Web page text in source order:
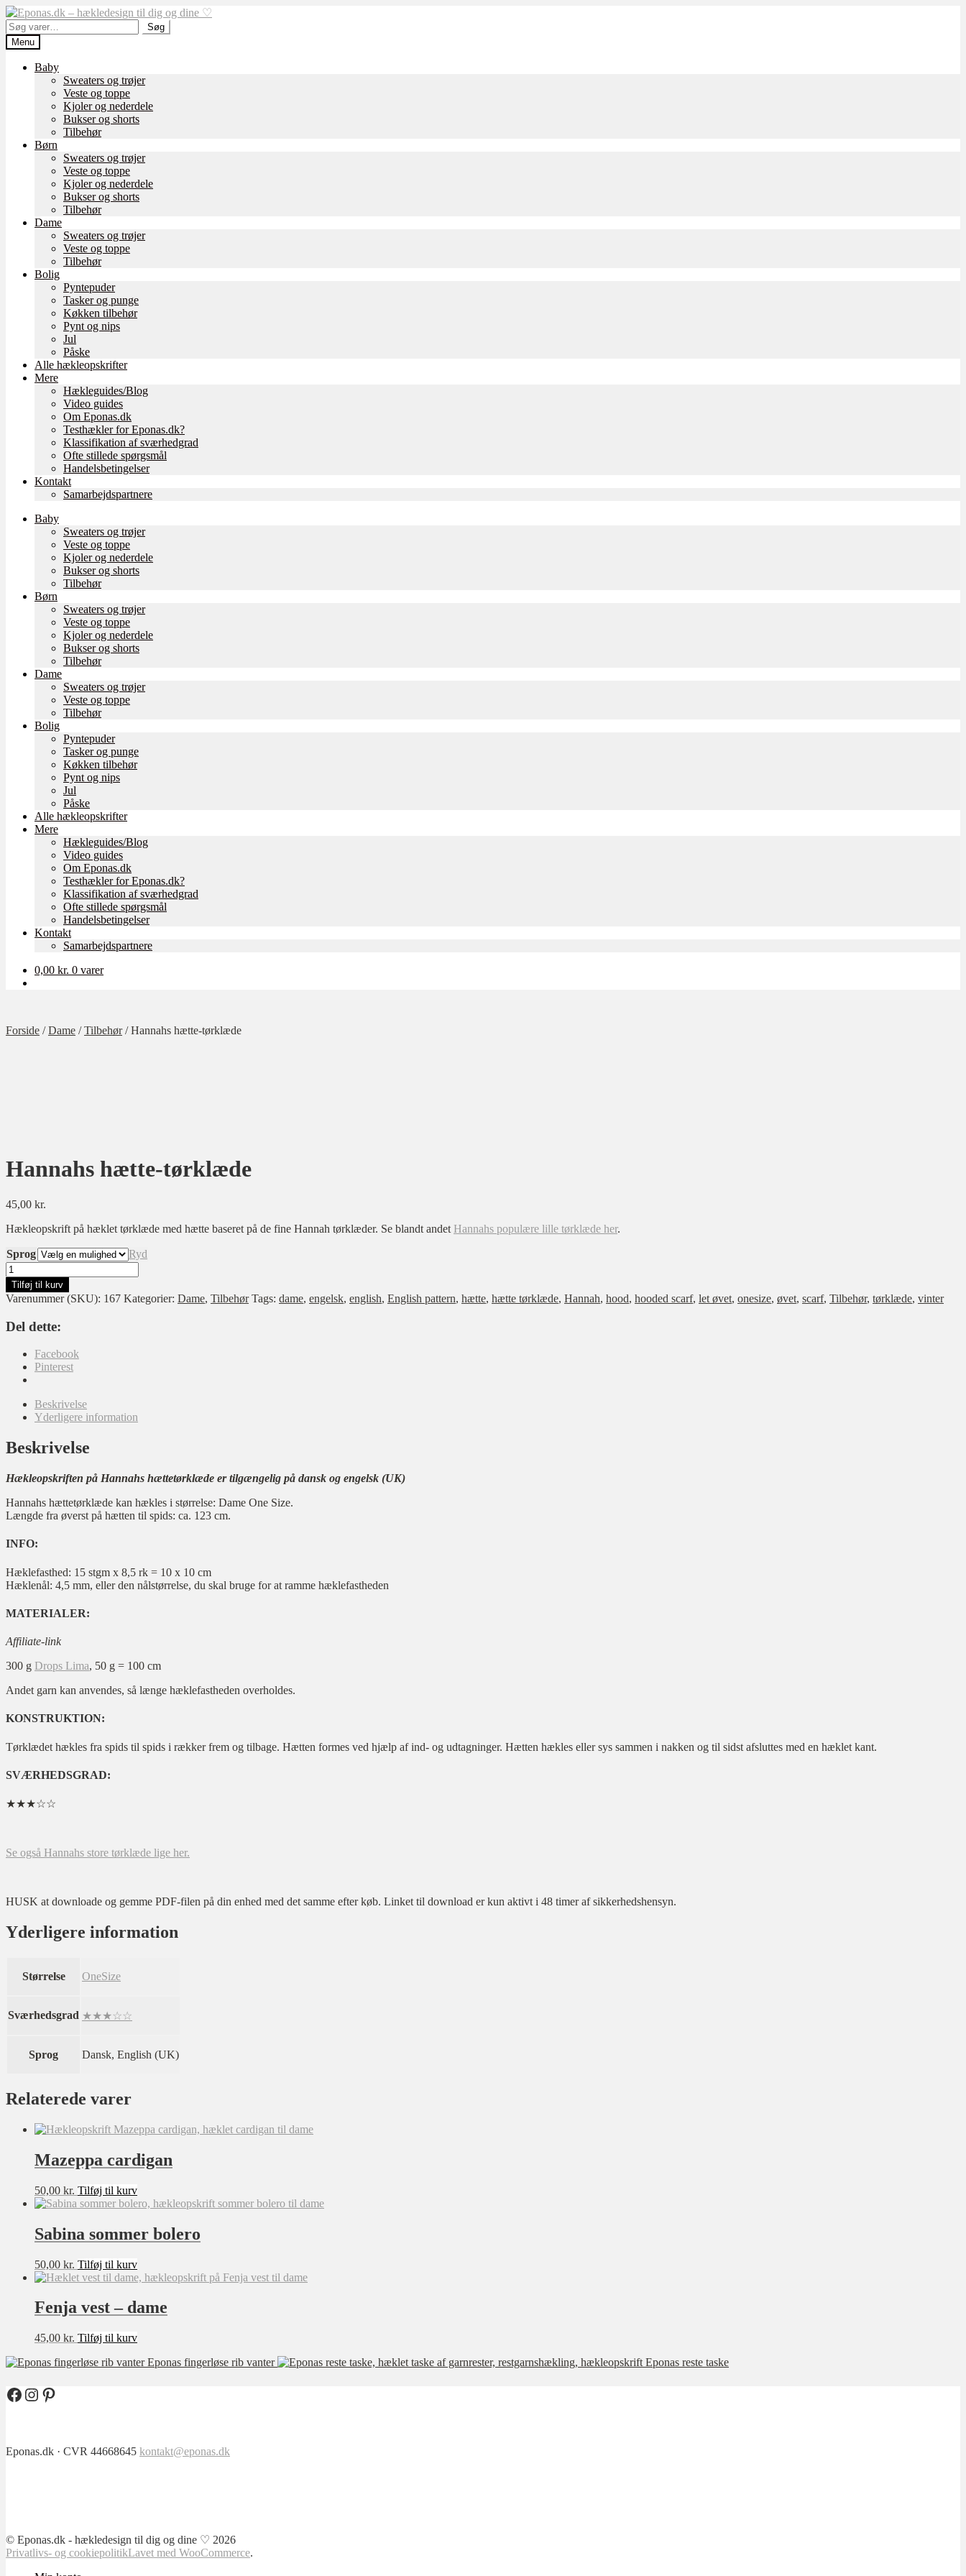
Spring
til
navigation
Spring
til
indhold
Søg
efter:
Søg
Menu
Baby
Sweaters og trøjer
Veste og toppe
Kjoler og nederdele
Bukser og shorts
Tilbehør
Børn
Sweaters og trøjer
Veste og toppe
Kjoler og nederdele
Bukser og shorts
Tilbehør
Dame
Sweaters og trøjer
Veste og toppe
Tilbehør
Bolig
Pyntepuder
Tasker og punge
Køkken tilbehør
Pynt og nips
Jul
Påske
Alle hækleopskrifter
Mere
Hækleguides/Blog
Video guides
Om Eponas.dk
Testhækler for Eponas.dk?
Klassifikation af sværhedgrad
Ofte stillede spørgsmål
Handelsbetingelser
Kontakt
Samarbejdspartnere
Baby
Sweaters og trøjer
Veste og toppe
Kjoler og nederdele
Bukser og shorts
Tilbehør
Børn
Sweaters og trøjer
Veste og toppe
Kjoler og nederdele
Bukser og shorts
Tilbehør
Dame
Sweaters og trøjer
Veste og toppe
Tilbehør
Bolig
Pyntepuder
Tasker og punge
Køkken tilbehør
Pynt og nips
Jul
Påske
Alle hækleopskrifter
Mere
Hækleguides/Blog
Video guides
Om Eponas.dk
Testhækler for Eponas.dk?
Klassifikation af sværhedgrad
Ofte stillede spørgsmål
Handelsbetingelser
Kontakt
Samarbejdspartnere
0,00 kr. 0 varer
Forside /Dame /Tilbehør/Hannahs hætte-tørklæde
Hannahs hætte-tørklæde
45,00 kr.
Hækleopskrift på hæklet tørklæde med hætte baseret på de fine Hannah tørklæder. Se blandt andet Hannahs populære lille tørklæde her.
Sprog
Ryd
Hannahs
hætte-
tørklæde
antal
Tilføj til kurv
Varenummer (SKU): 167 Kategorier: Dame, Tilbehør Tags: dame, engelsk, english, English pattern, hætte, hætte tørklæde, Hannah, hood, hooded scarf, let øvet, onesize, øvet, scarf, Tilbehør, tørklæde, vinter
Del dette:
Facebook
Pinterest
Beskrivelse
Yderligere information
Beskrivelse
Hækleopskriften på Hannahs hættetørklæde er tilgængelig på dansk og engelsk (UK)
Hannahs hættetørklæde kan hækles i størrelse: Dame One Size.
Længde fra øverst på hætten til spids: ca. 123 cm.
INFO:
Hæklefasthed: 15 stgm x 8,5 rk = 10 x 10 cm
Hæklenål: 4,5 mm, eller den nålstørrelse, du skal bruge for at ramme hæklefastheden
MATERIALER:
Affiliate-link
300 g Drops Lima, 50 g = 100 cm
Andet garn kan anvendes, så længe hæklefastheden overholdes.
KONSTRUKTION:
Tørklædet hækles fra spids til spids i rækker frem og tilbage. Hætten formes ved hjælp af ind- og udtagninger. Hætten hækles eller sys sammen i nakken og til sidst afsluttes med en hæklet kant.
SVÆRHEDSGRAD:
★★★☆☆
Se også Hannahs store tørklæde lige her.
HUSK at downloade og gemme PDF-filen på din enhed med det samme efter køb. Linket til download er kun aktivt i 48 timer af sikkerhedshensyn.
Yderligere information
Størrelse OneSize
Sværhedsgrad ★★★☆☆
Sprog Dansk, English (UK)
Relaterede varer
Mazeppa cardigan
50,00 kr. Tilføj til kurv
Sabina sommer bolero
50,00 kr. Tilføj til kurv
Fenja vest – dame
45,00 kr. Tilføj til kurv
Eponas fingerløse rib vanter
Eponas reste taske
Facebook
Instagram
Pinterest
Eponas.dk · CVR 44668645 kontakt@eponas.dk
© Eponas.dk - hækledesign til dig og dine ♡ 2026
Privatlivs- og cookiepolitikLavet med WooCommerce.